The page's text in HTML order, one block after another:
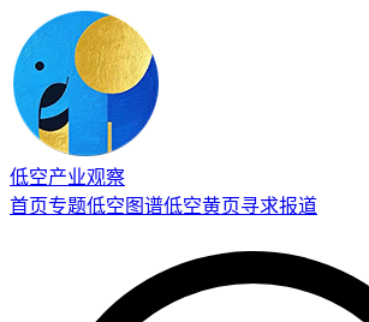
低空产业观察
首页专题低空图谱低空黄页寻求报道